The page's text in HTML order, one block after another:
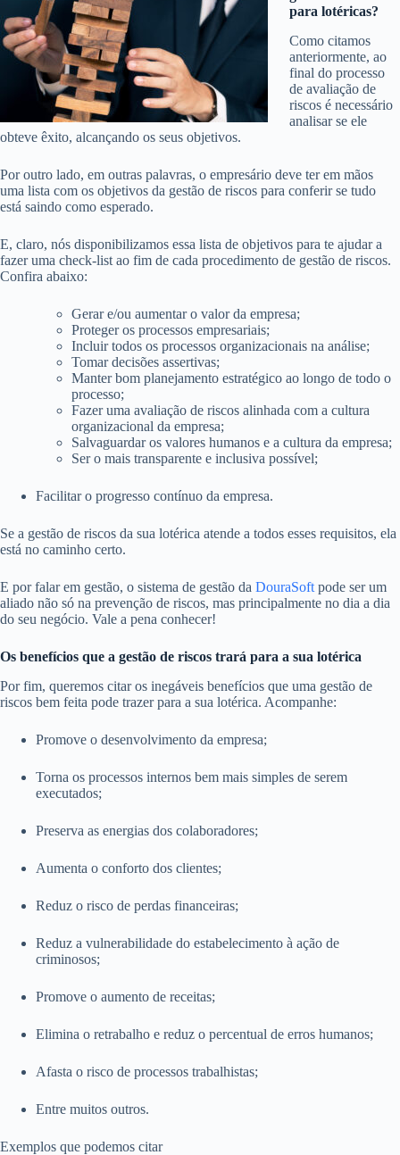
para lotéricas?
Como citamos
anteriormente, ao
final do processo
de avaliação de
riscos é necessário
analisar se ele
obteve êxito, alcançando os seus objetivos.
Por outro lado, em outras palavras, o empresário deve ter em mãos
uma lista com os objetivos da gestão de riscos para conferir se tudo
está saindo como esperado.
E, claro, nós disponibilizamos essa lista de objetivos para te ajudar a
fazer uma check-list ao fim de cada procedimento de gestão de riscos.
Confira abaixo:
Gerar e/ou aumentar o valor da empresa;
Proteger os processos empresariais;
Incluir todos os processos organizacionais na análise;
Tomar decisões assertivas;
Manter bom planejamento estratégico ao longo de todo o
processo;
Fazer uma avaliação de riscos alinhada com a cultura
organizacional da empresa;
Salvaguardar os valores humanos e a cultura da empresa;
Ser o mais transparente e inclusiva possível;
Facilitar o progresso contínuo da empresa.
Se a gestão de riscos da sua lotérica atende a todos esses requisitos, ela
está no caminho certo.
E por falar em gestão, o sistema de gestão da DouraSoft pode ser um
aliado não só na prevenção de riscos, mas principalmente no dia a dia
do seu negócio. Vale a pena conhecer!
Os benefícios que a gestão de riscos trará para a sua lotérica
Por fim, queremos citar os inegáveis benefícios que uma gestão de
riscos bem feita pode trazer para a sua lotérica. Acompanhe:
Promove o desenvolvimento da empresa;
Torna os processos internos bem mais simples de serem
executados;
Preserva as energias dos colaboradores;
Aumenta o conforto dos clientes;
Reduz o risco de perdas financeiras;
Reduz a vulnerabilidade do estabelecimento à ação de
criminosos;
Promove o aumento de receitas;
Elimina o retrabalho e reduz o percentual de erros humanos;
Afasta o risco de processos trabalhistas;
Entre muitos outros.
Exemplos que podemos citar